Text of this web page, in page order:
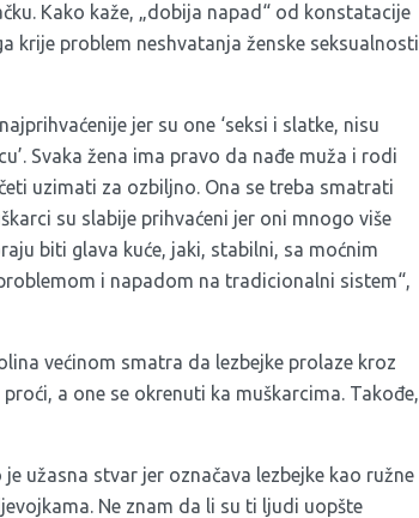
Kako kaže, „dobija napad“ od konstatacije
krije problem neshvatanja ženske seksualnosti
jer su one ‘seksi i slatke, nisu
Svaka žena ima pravo da nađe muža i rodi
uzimati za ozbiljno. Ona se treba smatrati
su slabije prihvaćeni jer oni mnogo više
biti glava kuće, jaki, stabilni, sa moćnim
i napadom na tradicionalni sistem“,
većinom smatra da lezbejke prolaze kroz
a one se okrenuti ka muškarcima. Takođe,
užasna stvar jer označava lezbejke kao ružne
Ne znam da li su ti ljudi uopšte